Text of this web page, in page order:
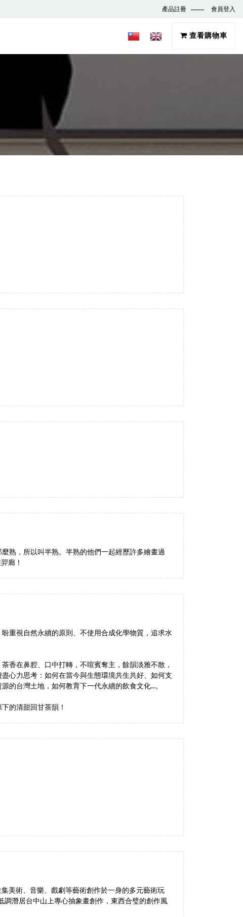
產品註冊 會員登入
查看購物車
熟，所以叫半熟。半熟的他們一起經歷許多繪畫過
廊！
重視自然永續的原則、不使用合成化學物質，追求水
香在鼻腔、口中打轉，不喧賓奪主，餘韻淡雅不散，
心力思考：如何在當今與生態環境共生共好、如何支
台灣土地，如何教育下一代永續的飲食文化...。
的清甜回甘茶韻！
美術、音樂、戲劇等藝術創作於一身的多元藝術玩
潛居台中山上專心抽象畫創作，東西合璧的創作風